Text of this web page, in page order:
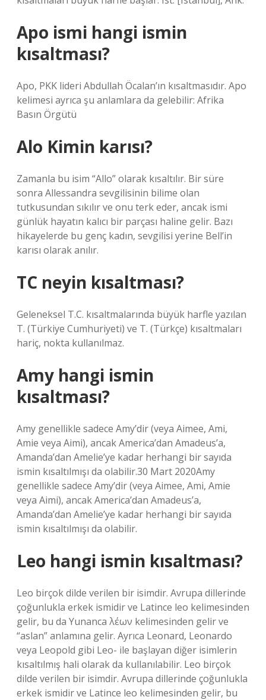
Apo ismi hangi ismin
kısaltması?
Apo, PKK lideri Abdullah Öcalan’ın kısaltmasıdır. Apo
kelimesi ayrıca şu anlamlara da gelebilir: Afrika
Basın Örgütü
Alo Kimin karısı?
Zamanla bu isim “Allo” olarak kısaltılır. Bir süre
sonra Allessandra sevgilisinin bilime olan
tutkusundan sıkılır ve onu terk eder, ancak ismi
günlük hayatın kalıcı bir parçası haline gelir. Bazı
hikayelerde bu genç kadın, sevgilisi yerine Bell’in
karısı olarak anılır.
TC neyin kısaltması?
Geleneksel T.C. kısaltmalarında büyük harfle yazılan
T. (Türkiye Cumhuriyeti) ve T. (Türkçe) kısaltmaları
hariç, nokta kullanılmaz.
Amy hangi ismin
kısaltması?
Amy genellikle sadece Amy’dir (veya Aimee, Ami,
Amie veya Aimi), ancak America’dan Amadeus’a,
Amanda’dan Amelie’ye kadar herhangi bir sayıda
ismin kısaltılmışı da olabilir.30 Mart 2020Amy
genellikle sadece Amy’dir (veya Aimee, Ami, Amie
veya Aimi), ancak America’dan Amadeus’a,
Amanda’dan Amelie’ye kadar herhangi bir sayıda
ismin kısaltılmışı da olabilir.
Leo hangi ismin kısaltması?
Leo birçok dilde verilen bir isimdir. Avrupa dillerinde
çoğunlukla erkek ismidir ve Latince leo kelimesinden
gelir, bu da Yunanca λέων kelimesinden gelir ve
“aslan” anlamına gelir. Ayrıca Leonard, Leonardo
veya Leopold gibi Leo- ile başlayan diğer isimlerin
kısaltılmış hali olarak da kullanılabilir. Leo birçok
dilde verilen bir isimdir. Avrupa dillerinde çoğunlukla
erkek ismidir ve Latince leo kelimesinden gelir, bu